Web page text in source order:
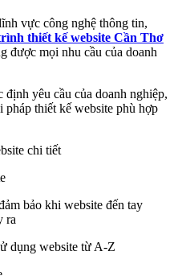
vực công nghệ thông tin,
thiết kế website Cần Thơ
được mọi nhu cầu của doanh
yêu cầu của doanh nghiệp,
pháp thiết kế website phù hợp
chi tiết
bảo khi website đến tay
ra
dụng website từ A-Z